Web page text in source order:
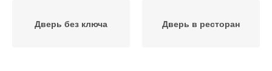
Дверь без ключа Дверь в ресторан